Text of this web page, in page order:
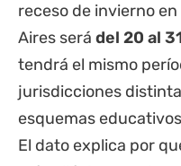
receso de invierno
Aires será del 20 al
tendrá el mismo
jurisdicciones
esquemas
El dato explica por